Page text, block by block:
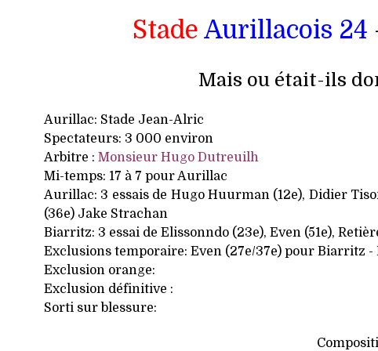
Stade Aurillacois 24
Mais ou était-ils
Aurillac: Stade Jean-Alric
Spectateurs: 3 000 environ
Arbitre : Monsieur Hugo Dutreuilh
Mi-temps: 17 à 7 pour Aurillac
Aurillac: 3 essais de Hugo Huurman (12e), Didier
(36e) Jake Strachan
Biarritz: 3 essai de Elissonndo (23e), Even (51e),
Exclusions temporaire: Even (27e/37e) pour Biarritz
Exclusion orange:
Exclusion définitive :
Sorti sur blessure: